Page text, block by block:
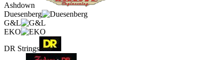
Ashdown
Duesenberg
G&L
EKO
DR Strings